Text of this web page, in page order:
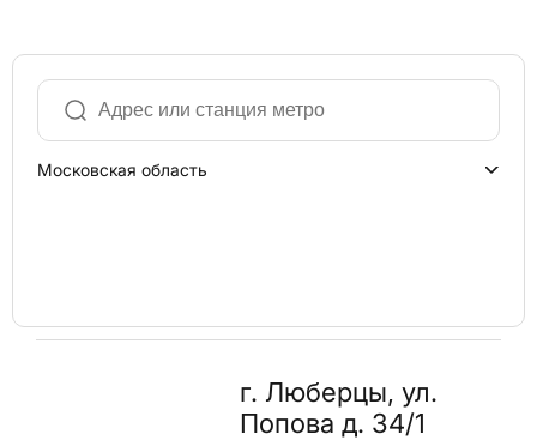
Московская область
г. Люберцы, ул.
Попова д. 34/1